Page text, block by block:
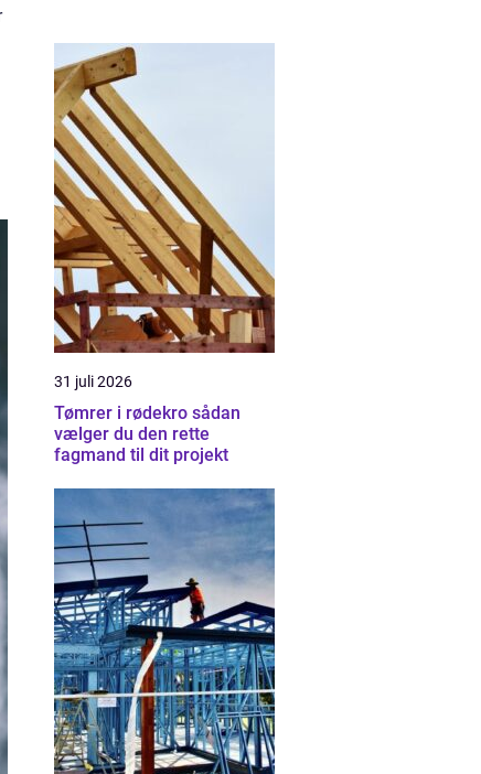
31 juli 2026
Tømrer i rødekro sådan
vælger du den rette
fagmand til dit projekt